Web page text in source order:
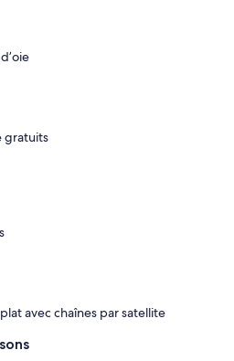
gratuits
avec chaînes par satellite